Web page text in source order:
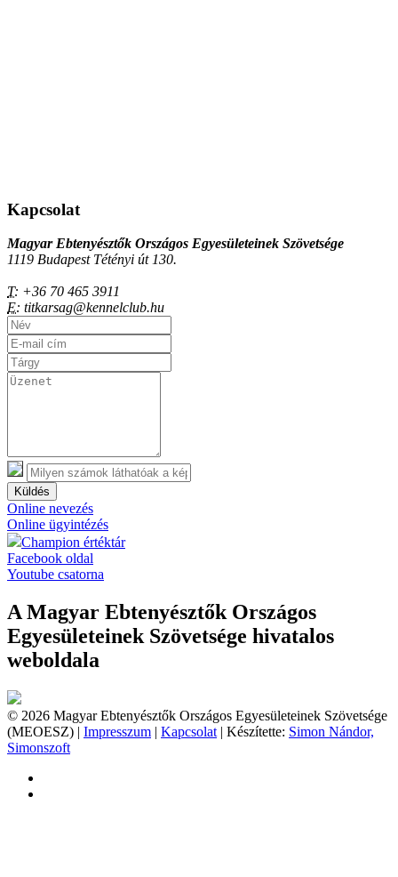
Kapcsolat
Magyar Ebtenyésztők Országos Egyesületeinek Szövetsége
1119 Budapest Tétényi út 130.
T: +36 70 465 3911
E: titkarsag@kennelclub.hu
Küldés
Online nevezés
Online ügyintézés
Champion értéktár
Facebook oldal
Youtube csatorna
A Magyar Ebtenyésztők Országos
Egyesületeinek Szövetsége hivatalos
weboldala
© 2026 Magyar Ebtenyésztők Országos Egyesületeinek Szövetsége
(MEOESZ) | Impresszum | Kapcsolat | Készítette: Simon Nándor,
Simonszoft